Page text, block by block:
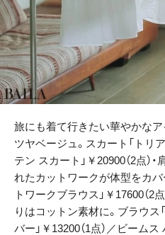
旅にも着て行きたい華やかなア
ツヤベージュ。スカート「トリ
テン スカート」￥20900（2点）
れたカットワークが体型をカバ
トワークブラウス」￥17600（2
りはコットン素材に。ブラウス
バー」￥13200（1点）／ビーム